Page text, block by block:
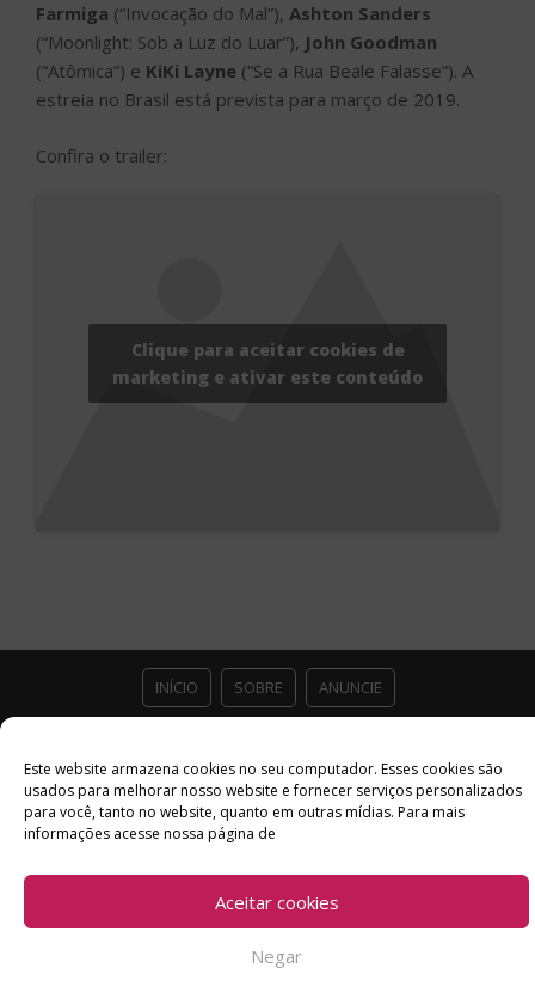
Este website armazena cookies no seu computador. Esses cookies são
usados ​​para melhorar nosso website e fornecer serviços personalizados
para você, tanto no website, quanto em outras mídias. Para mais
informações acesse nossa página de
Aceitar cookies
Negar
Farmiga (“Invocação do Mal”), Ashton Sanders
(“Moonlight: Sob a Luz do Luar”), John Goodman
(“Atômica”) e KiKi Layne (“Se a Rua Beale Falasse”). A
estreia no Brasil está prevista para março de 2019.
Confira o trailer:
Clique para aceitar cookies de
marketing e ativar este conteúdo
INÍCIO SOBRE ANUNCIE
CONTATO POLÍTICA DE PRIVACIDADE
2026 Acesso Cultural - Arte, Cultura Pop e Entretenimento